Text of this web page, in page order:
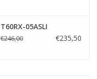
T60RX-05ASLI
€246,00 €235,50